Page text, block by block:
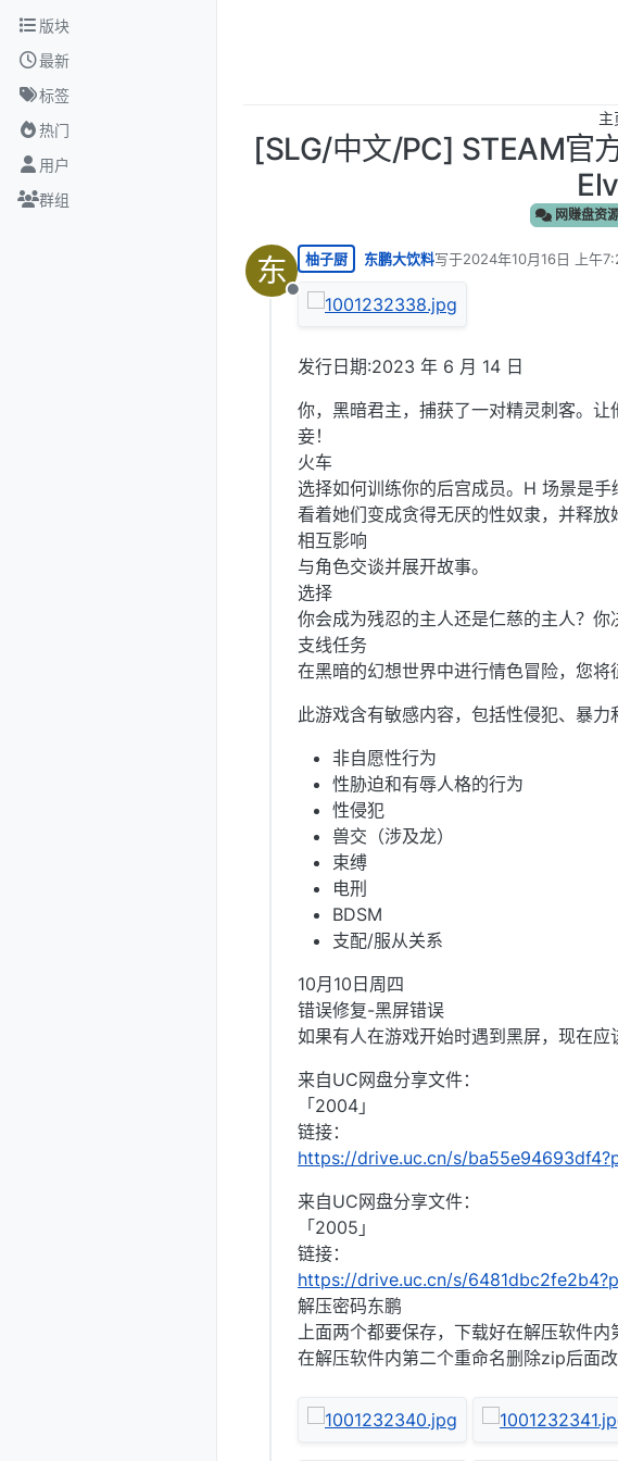
跳转至内容
版块
最新
标签
热门
用户
群组
主
[SLG/中文/PC] STEAM官
网赚盘资
东
离线
柚子厨 东鹏大饮料写于2024年10月16日 上午
最后由 编辑
发行日期:2023 年 6 月 14 日
你，黑暗君主，捕获了一对精灵刺客。
妾！
火车
选择如何训练你的后宫成员。H 场景是手
看着她们变成贪得无厌的性奴隶，并释放
相互影响
与角色交谈并展开故事。
选择
你会成为残忍的主人还是仁慈的主人？你
支线任务
在黑暗的幻想世界中进行情色冒险，您将
此游戏含有敏感内容，包括性侵犯、暴力
非自愿性行为
性胁迫和有辱人格的行为
性侵犯
兽交（涉及龙）
束缚
电刑
BDSM
支配/服从关系
10月10日周四
错误修复-黑屏错误
如果有人在游戏开始时遇到黑屏，现在应
来自UC网盘分享文件：
「2004」
链接：
https://drive.uc.cn/s/
来自UC网盘分享文件：
「2005」
链接：
https://drive.uc.cn/s/
解压密码东鹏
上面两个都要保存，下载好在解压软件内
在解压软件内第二个重命名删除zip后面